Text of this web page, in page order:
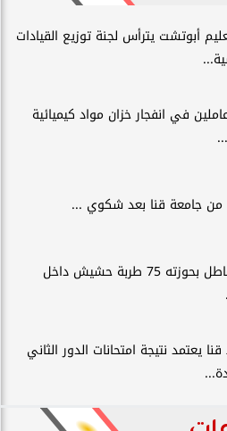
أبوتشت يترأس لجنة توزيع القيادات
في انفجار خزان مواد كيميائية
من جامعة قنا بعد شكوي ...
ضبط عاطل بحوزته 75 طربة حشيش داخل
يعتمد نتيجة امتحانات الدور الثاني